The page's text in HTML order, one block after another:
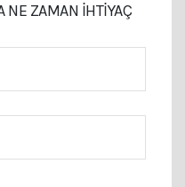
NE ZAMAN İHTIYAÇ